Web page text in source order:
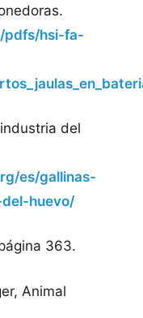
pdfs/hsi-fa-
del
es/gallinas-
huevo/
363.
Animal